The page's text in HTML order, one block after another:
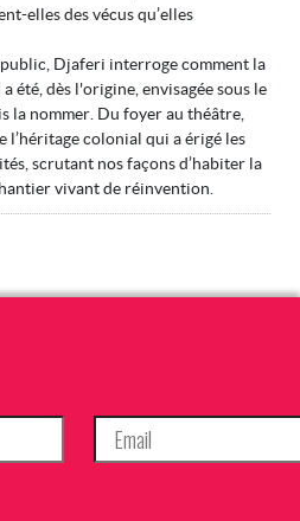
elles des vécus qu’elles
Djaferi interroge comment la
été, dès l'origine, envisagée sous le
la nommer. Du foyer au théâtre,
colonial qui a érigé les
scrutant nos façons d’habiter la
vivant de réinvention.